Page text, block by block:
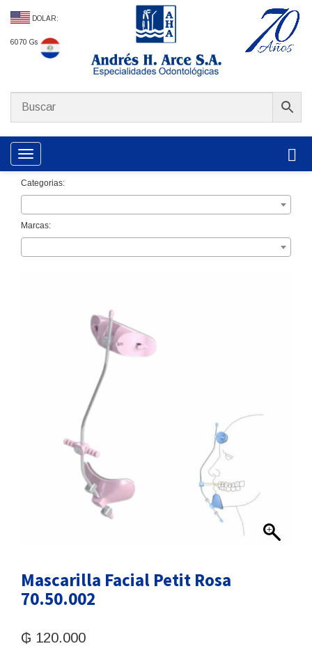
DOLAR:
6070 Gs
Toggle navigation
Categorias:
Marcas:
Mascarilla Facial Petit Rosa
70.50.002
₲ 120.000